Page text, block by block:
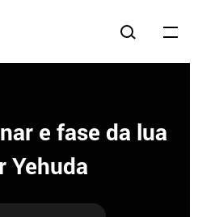
e fase da lua
Yehuda